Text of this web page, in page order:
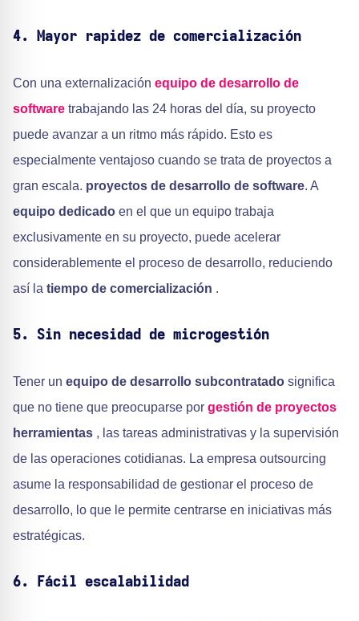
4. Mayor rapidez de comercialización
Con una externalización equipo de desarrollo de
software trabajando las 24 horas del día, su proyecto
puede avanzar a un ritmo más rápido. Esto es
especialmente ventajoso cuando se trata de proyectos a
gran escala. proyectos de desarrollo de software. A
equipo dedicado en el que un equipo trabaja
exclusivamente en su proyecto, puede acelerar
considerablemente el proceso de desarrollo, reduciendo
así la tiempo de comercialización .
5. Sin necesidad de microgestión
Tener un equipo de desarrollo subcontratado significa
que no tiene que preocuparse por gestión de proyectos
herramientas , las tareas administrativas y la supervisión
de las operaciones cotidianas. La empresa outsourcing
asume la responsabilidad de gestionar el proceso de
desarrollo, lo que le permite centrarse en iniciativas más
estratégicas.
6. Fácil escalabilidad